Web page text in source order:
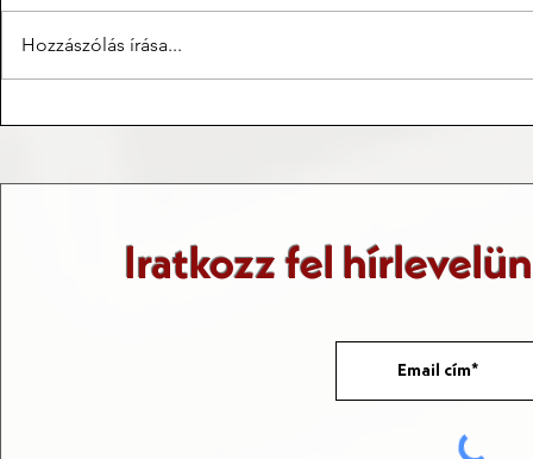
Hozzászólás írása...
Iratkozz fel